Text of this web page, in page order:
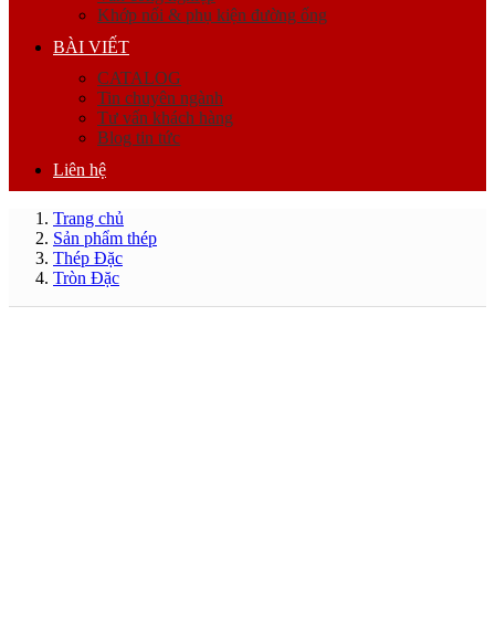
Khớp nối & phụ kiện đường ống
BÀI VIẾT
CATALOG
Tin chuyên ngành
Tư vấn khách hàng
Blog tin tức
Liên hệ
Trang chủ
Sản phẩm thép
Thép Đặc
Tròn Đặc